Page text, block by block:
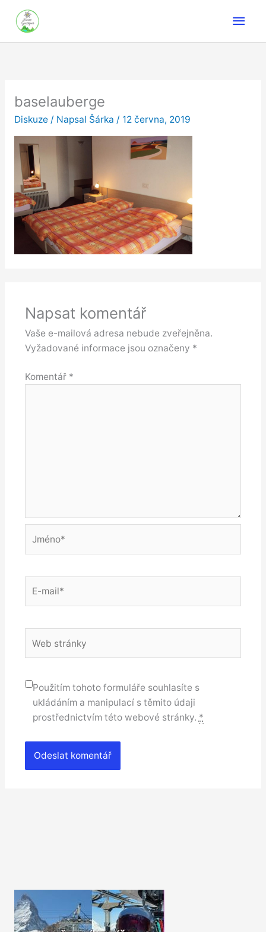
Přeskočit
obsah
baselauberge
Diskuze / Napsal Šárka / 12 června, 2019
Napsat komentář
Vaše e-mailová adresa nebude zveřejněna.
Vyžadované informace jsou označeny *
Komentář *
mail*
stránky
Použitím tohoto formuláře souhlasíte s
ukládáním a manipulací s těmito údaji
prostřednictvím této webové stránky. *